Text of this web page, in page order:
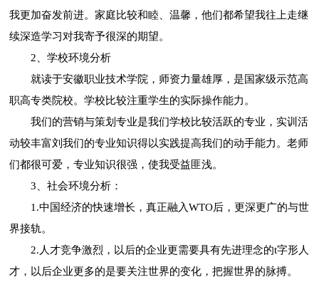
我更加奋发前进。家庭比较和睦、温馨，他们都希望我往上走继
续深造学习对我寄予很深的期望。
2、学校环境分析
就读于安徽职业技术学院，师资力量雄厚，是国家级示范高
职高专类院校。学校比较注重学生的实际操作能力。
我们的营销与策划专业是我们学校比较活跃的专业，实训活
动较丰富刘我们的专业知识得以实践提高我们的动手能力。老师
们都很可爱，专业知识很强，使我受益匪浅。
3、社会环境分析：
1.中国经济的快速增长，真正融入WTO后，更深更广的与世
界接轨。
2.人才竞争激烈，以后的企业更需要具有先进理念的t字形人
才，以后企业更多的是要关注世界的变化，把握世界的脉搏。